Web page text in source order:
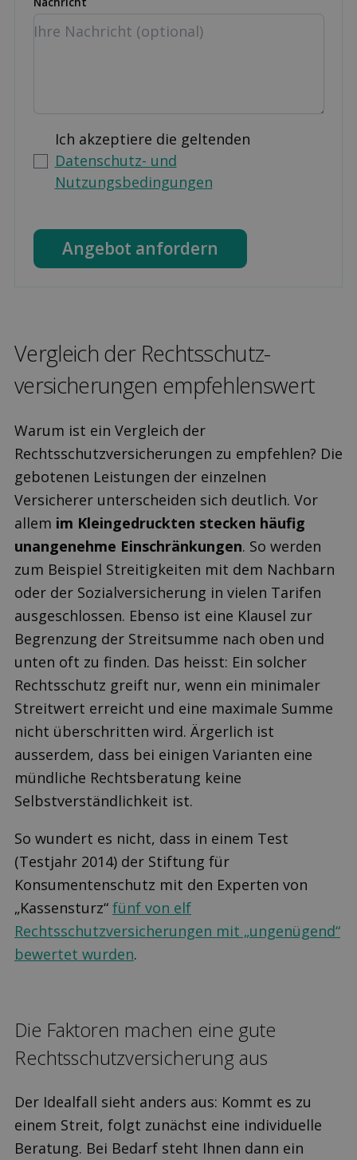
Ich akzeptiere die geltenden
Datenschutz- und
Nutzungsbedingungen
Angebot anfordern
Ver­gleich der Rechts­schutz­
versicherungen empfehlenswert
Warum ist ein Vergleich der
Rechtsschutzversicherungen zu empfehlen? Die
gebotenen Leistungen der einzelnen
Versicherer unterscheiden sich deutlich. Vor
allem im Kleingedruckten stecken häufig
unangenehme Einschränkungen. So werden
zum Beispiel Streitigkeiten mit dem Nachbarn
oder der Sozialversicherung in vielen Tarifen
ausgeschlossen. Ebenso ist eine Klausel zur
Begrenzung der Streitsumme nach oben und
unten oft zu finden. Das heisst: Ein solcher
Rechtsschutz greift nur, wenn ein minimaler
Streitwert erreicht und eine maximale Summe
nicht überschritten wird. Ärgerlich ist
ausserdem, dass bei einigen Varianten eine
mündliche Rechtsberatung keine
Selbstverständlichkeit ist.
So wundert es nicht, dass in einem Test
(Testjahr 2014) der Stiftung für
Konsumentenschutz mit den Experten von
„Kassensturz“ fünf von elf
Rechtsschutzversicherungen mit „ungenügend“
bewertet wurden.
Die Faktoren machen eine gute
Rechtsschutzversicherung aus
Der Idealfall sieht anders aus: Kommt es zu
einem Streit, folgt zunächst eine individuelle
Beratung. Bei Bedarf steht Ihnen dann ein